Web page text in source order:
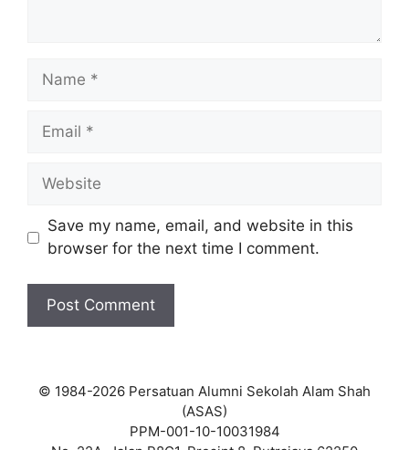
Name
Email
Website
Save my name, email, and website in this
browser for the next time I comment.
© 1984-2026 Persatuan Alumni Sekolah Alam Shah
(ASAS)
PPM-001-10-10031984